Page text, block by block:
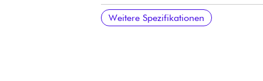
Interne 24V-Spannung für optimale
Stromversorgung über optionales
Stromverbrauch 200 mA
124 × 58 × 64 mm
500 g
Weitere Spezifikationen